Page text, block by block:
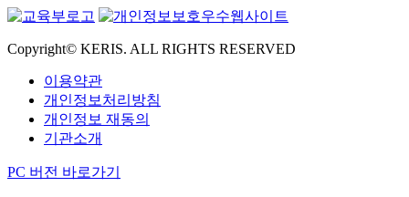
Copyright© KERIS. ALL RIGHTS RESERVED
이용약관
개인정보처리방침
개인정보 재동의
기관소개
PC 버전 바로가기